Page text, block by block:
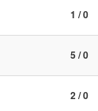
1 / 0
5 / 0
2 / 0